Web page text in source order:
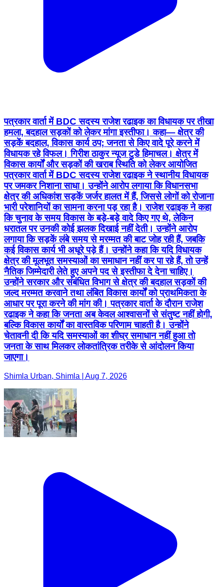
पत्रकार वार्ता में BDC सदस्य राजेश रढाइक का विधायक पर तीखा
हमला, बदहाल सड़कों को लेकर मांगा इस्तीफा। कहा— क्षेत्र की
सड़कें बदहाल, विकास कार्य ठप; जनता से किए वादे पूरे करने में
विधायक रहे विफल। गिरीश ठाकुर न्यूज टुडे हिमाचल। क्षेत्र में
विकास कार्यों और सड़कों की खराब स्थिति को लेकर आयोजित
पत्रकार वार्ता में BDC सदस्य राजेश रढाइक ने स्थानीय विधायक
पर जमकर निशाना साधा। उन्होंने आरोप लगाया कि विधानसभा
क्षेत्र की अधिकांश सड़कें जर्जर हालत में हैं, जिससे लोगों को रोजाना
भारी परेशानियों का सामना करना पड़ रहा है। राजेश रढाइक ने कहा
कि चुनाव के समय विकास के बड़े-बड़े वादे किए गए थे, लेकिन
धरातल पर उनकी कोई झलक दिखाई नहीं देती। उन्होंने आरोप
लगाया कि सड़कें लंबे समय से मरम्मत की बाट जोह रही हैं, जबकि
कई विकास कार्य भी अधूरे पड़े हैं। उन्होंने कहा कि यदि विधायक
क्षेत्र की मूलभूत समस्याओं का समाधान नहीं कर पा रहे हैं, तो उन्हें
नैतिक जिम्मेदारी लेते हुए अपने पद से इस्तीफा दे देना चाहिए।
उन्होंने सरकार और संबंधित विभाग से क्षेत्र की बदहाल सड़कों की
जल्द मरम्मत करवाने तथा लंबित विकास कार्यों को प्राथमिकता के
आधार पर पूरा करने की मांग की। पत्रकार वार्ता के दौरान राजेश
रढाइक ने कहा कि जनता अब केवल आश्वासनों से संतुष्ट नहीं होगी,
बल्कि विकास कार्यों का वास्तविक परिणाम चाहती है। उन्होंने
चेतावनी दी कि यदि समस्याओं का शीघ्र समाधान नहीं हुआ तो
जनता के साथ मिलकर लोकतांत्रिक तरीके से आंदोलन किया
जाएगा।
Shimla Urban, Shimla | Aug 7, 2026